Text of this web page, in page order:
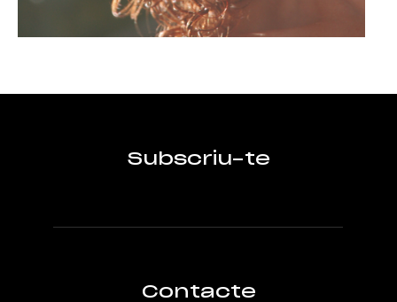
Subscriu-te
Contacte